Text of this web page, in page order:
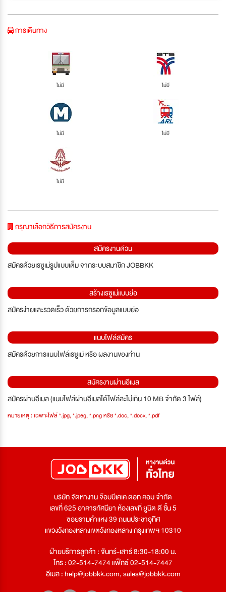
การเดินทาง
ไม่มี ไม่มี
ไม่มี ไม่มี
ไม่มี
กรุณาเลือกวิธีการสมัครงาน
สมัครงานด่วน
สมัครด้วยเรซูเม่รูปแบบเต็ม จากระบบสมาชิก JOBBKK
สร้างเรซูเม่แบบย่อ
สมัครง่ายและรวดเร็ว ด้วยการกรอกข้อมูลแบบย่อ
แนบไฟล์สมัคร
สมัครด้วยการแนบไฟล์เรซูเม่ หรือ ผลงานของท่าน
สมัครงานผ่านอีเมล
สมัครผ่านอีเมล (แนบไฟล์ผ่านอีเมลได้ไฟล์ละไม่เกิน 10 MB จำกัด 3 ไฟล์)
หมายเหตุ : เฉพาะไฟล์ *.jpg, *.jpeg, *.png หรือ *.doc, *.docx, *.pdf
บริษัท จัดหางาน จ๊อบบีเคเค ดอท คอม จำกัด
เลขที่ 625 อาคารทัศนียา ห้องเลขที่ ยูนิต ดี ชั้น 5
ซอยรามคำแหง 39 ถนนประชาอุทิศ
แขวงวังทองหลางเขตวังทองหลาง กรุงเทพฯ 10310
ฝ่ายบริการลูกค้า : จันทร์-เสาร์ 8:30-18:00 น.
โทร : 02-514-7474 แฟ็กซ์ 02-514-7447
อีเมล :help@jobbkk.com,sales@jobbkk.com